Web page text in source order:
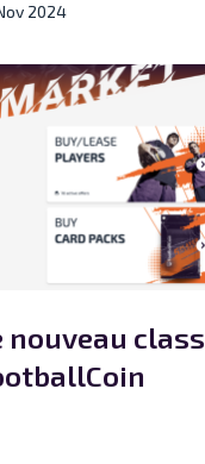
2024
nouveau